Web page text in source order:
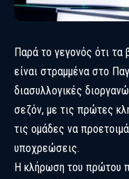
Παρά το γεγονός ότι τα
είναι στραμμένα στο
διασυλλογικές
σεζόν, με τις πρώτες
τις ομάδες να
υποχρεώσεις.
Η κλήρωση του πρώτου